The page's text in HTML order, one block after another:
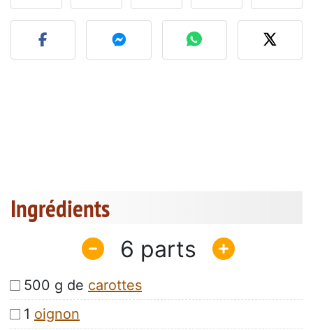
Publier votre photo de
Ingrédients
6
500 g de carottes
1 oignon